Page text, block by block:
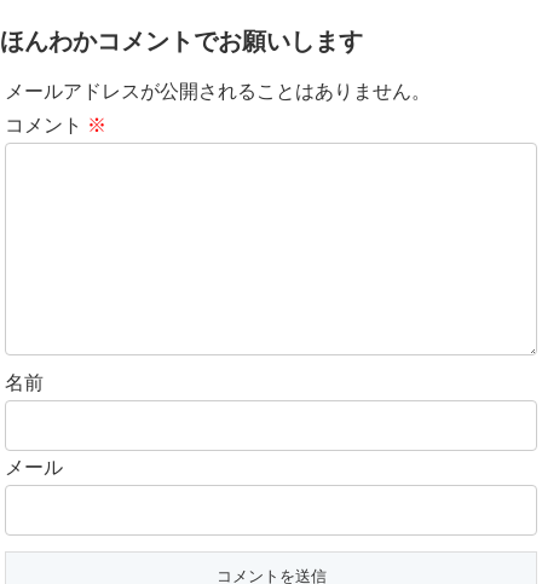
ほんわかコメントでお願いします
メールアドレスが公開されることはありません。
コメント ※
名前
メール